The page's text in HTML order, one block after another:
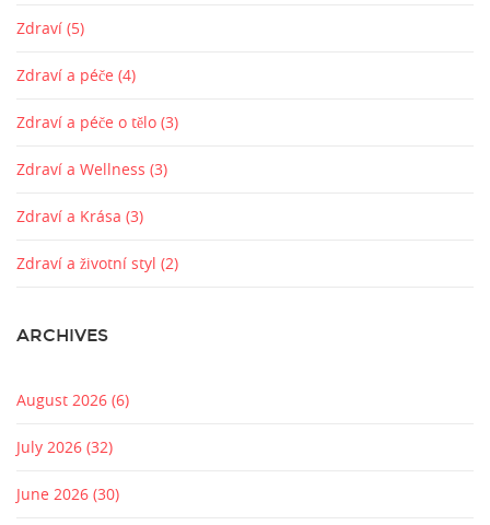
Zdraví (5)
Zdraví a péče (4)
Zdraví a péče o tělo (3)
Zdraví a Wellness (3)
Zdraví a Krása (3)
Zdraví a životní styl (2)
ARCHIVES
August 2026 (6)
July 2026 (32)
June 2026 (30)